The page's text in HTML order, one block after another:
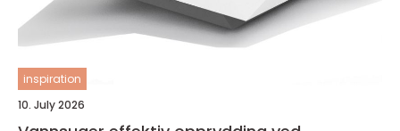
inspiration
10. July 2026